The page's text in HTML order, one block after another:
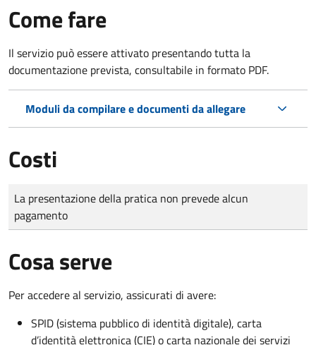
Come fare
Il servizio può essere attivato presentando tutta la
documentazione prevista, consultabile in formato PDF.
Moduli da compilare e documenti da allegare
Costi
Tipo di pagamento
Importo
La presentazione della pratica non prevede alcun
pagamento
Cosa serve
Per accedere al servizio, assicurati di avere:
SPID (sistema pubblico di identità digitale), carta
d’identità elettronica (CIE) o carta nazionale dei servizi